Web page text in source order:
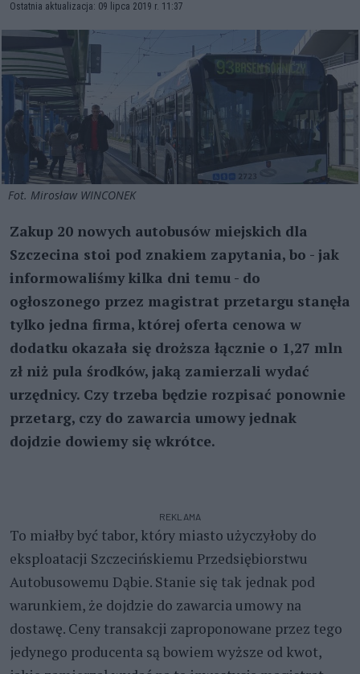
Ostatnia aktualizacja: 09 lipca 2019 r. 11:37
Fot. Mirosław WINCONEK
Zakup 20 nowych autobusów miejskich dla
Szczecina stoi pod znakiem zapytania, bo - jak
informowaliśmy kilka dni temu - do
ogłoszonego przez magistrat przetargu stanęła
tylko jedna firma, której oferta cenowa w
dodatku okazała się droższa łącznie o 1,27 mln
zł niż pula środków, jaką zamierzali wydać
urzędnicy. Czy trzeba będzie rozpisać ponownie
przetarg, czy do zawarcia umowy jednak
dojdzie dowiemy się wkrótce.
REKLAMA
To miałby być tabor, który miasto użyczyłoby do
eksploatacji Szczecińskiemu Przedsiębiorstwu
Autobusowemu Dąbie. Stanie się tak jednak pod
warunkiem, że dojdzie do zawarcia umowy na
dostawę. Ceny transakcji zaproponowane przez tego
jedynego producenta są bowiem wyższe od kwot,